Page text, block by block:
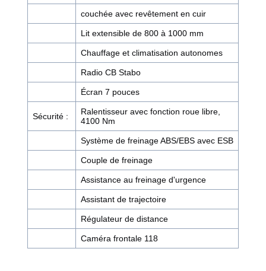
couchée avec revêtement en cuir
Lit extensible de 800 à 1000 mm
Chauffage et climatisation autonomes
Radio CB Stabo
Écran 7 pouces
Sécurité :
Ralentisseur avec fonction roue libre,
4100 Nm
Système de freinage ABS/EBS avec ESB
Couple de freinage
Assistance au freinage d'urgence
Assistant de trajectoire
Régulateur de distance
Caméra frontale 118